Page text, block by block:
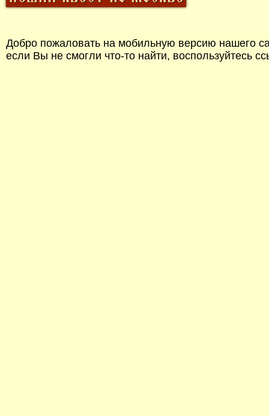
Добро пожаловать на мобильную версию нашего
если Вы не смогли что-то найти, воспользуйтесь